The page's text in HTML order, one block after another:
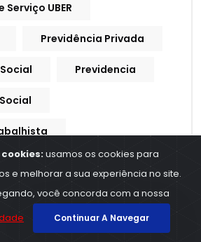
UBER
Previdência Privada
Previdencia
Produtores Rurais
cookies:usamos os cookies para
e melhorar a sua experiência no site.
você concorda com a nossa
Continuar A Navegar